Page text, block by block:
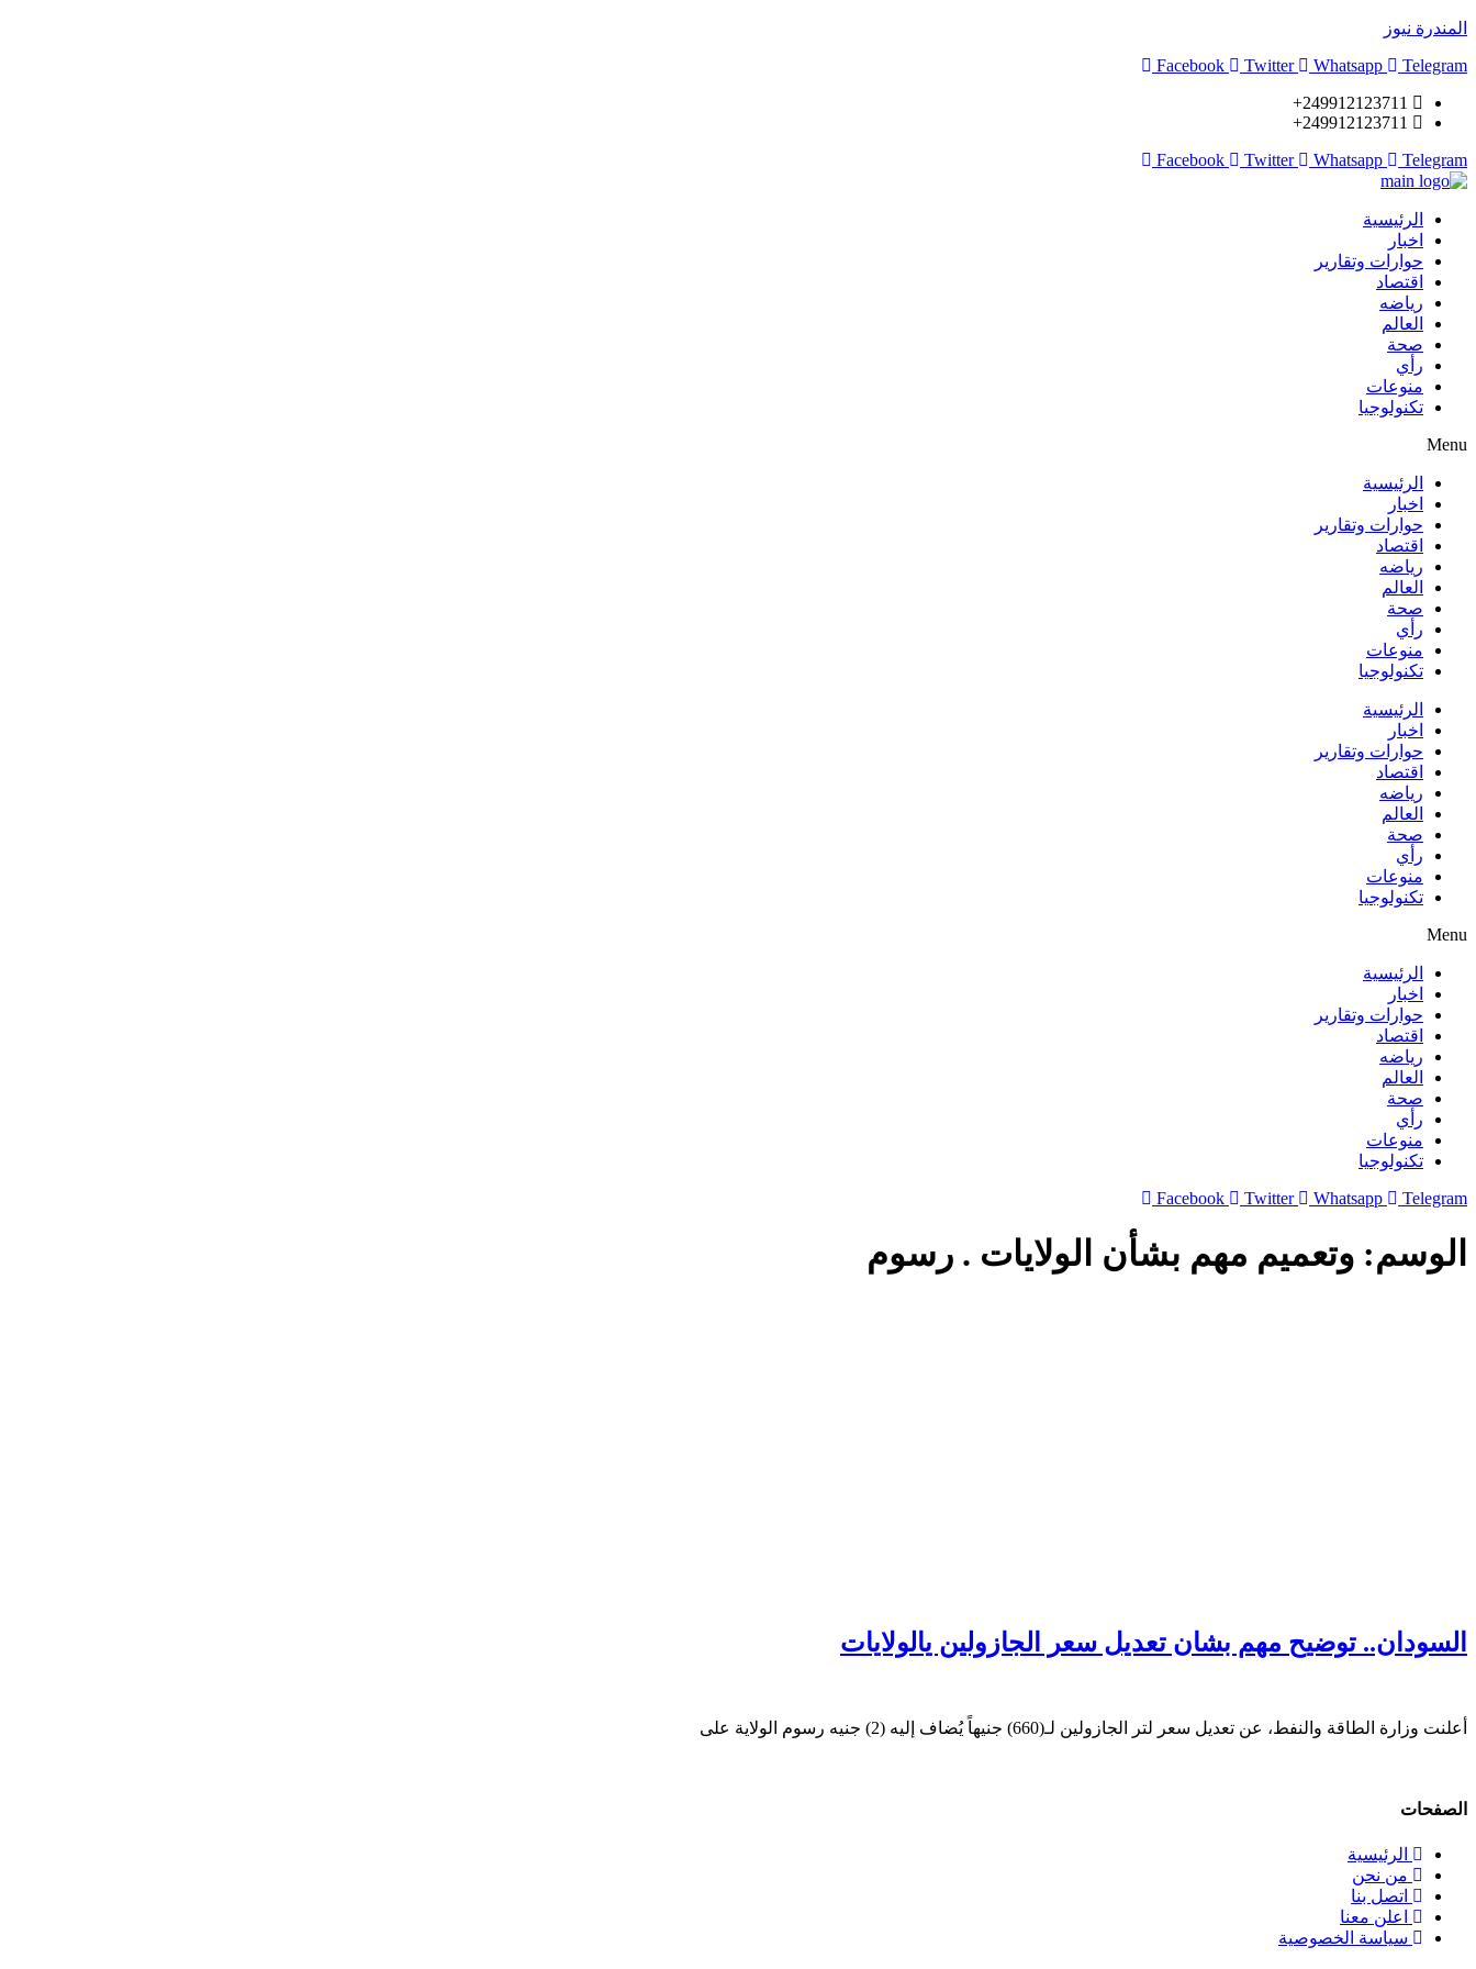
المندرة نيوز
Facebook
Twitter Whatsapp
Telegram
249912123711+
249912123711+
Facebook
Twitter Whatsapp Telegram
الرئيسية
اخبار
حوارات وتقارير
اقتصاد
رياضه
العالم
صحة
رأي
منوعات
تكنولوجيا
Menu
الرئيسية
اخبار
حوارات وتقارير
اقتصاد
رياضه
العالم
صحة
رأي
منوعات
تكنولوجيا
الرئيسية
اخبار
حوارات وتقارير
اقتصاد
رياضه
العالم
صحة
رأي
منوعات
تكنولوجيا
Menu
الرئيسية
اخبار
حوارات وتقارير
اقتصاد
رياضه
العالم
صحة
رأي
منوعات
تكنولوجيا
Facebook
Twitter Whatsapp Telegram
الوسم: وتعميم مهم بشأن الولايات . رسوم
السودان.. توضيح مهم بشان تعديل سعر الجازولين يالولايات
أعلنت وزارة الطاقة والنفط، عن تعديل سعر لتر الجازولين لـ(660) جنيهاً يُضاف إليه (2) جنيه رسوم الولاية على
الصفحات
الرئيسية
من نحن
اتصل بنا
اعلن معنا
سياسة الخصوصية